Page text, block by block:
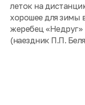
леток на
хорошее для зимы
жеребец «Недруг»
(наездник П.П.